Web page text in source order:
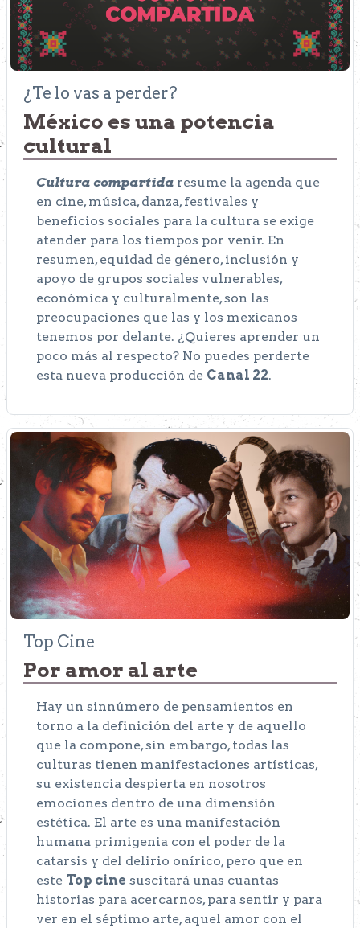
¿Te lo vas a perder?
México es una potencia
cultural
Cultura compartida resume la agenda que
en cine, música, danza, festivales y
beneficios sociales para la cultura se exige
atender para los tiempos por venir. En
resumen, equidad de género, inclusión y
apoyo de grupos sociales vulnerables,
económica y culturalmente, son las
preocupaciones que las y los mexicanos
tenemos por delante. ¿Quieres aprender un
poco más al respecto? No puedes perderte
esta nueva producción de Canal 22.
Top Cine
Por amor al arte
Hay un sinnúmero de pensamientos en
torno a la definición del arte y de aquello
que la compone, sin embargo, todas las
culturas tienen manifestaciones artísticas,
su existencia despierta en nosotros
emociones dentro de una dimensión
estética. El arte es una manifestación
humana primigenia con el poder de la
catarsis y del delirio onírico, pero que en
este Top cine suscitará unas cuantas
historias para acercarnos, para sentir y para
ver en el séptimo arte, aquel amor con el